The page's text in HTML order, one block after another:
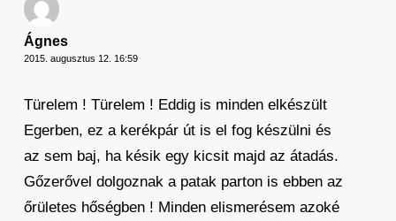
Ágnes
2015. augusztus 12. 16:59
Türelem ! Türelem ! Eddig is minden elkészült
Egerben, ez a kerékpár út is el fog készülni és
az sem baj, ha késik egy kicsit majd az átadás.
Gőzerővel dolgoznak a patak parton is ebben az
őrületes hőségben ! Minden elismerésem azoké